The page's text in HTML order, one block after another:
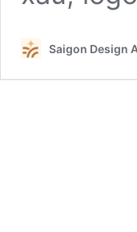
Saigon Design